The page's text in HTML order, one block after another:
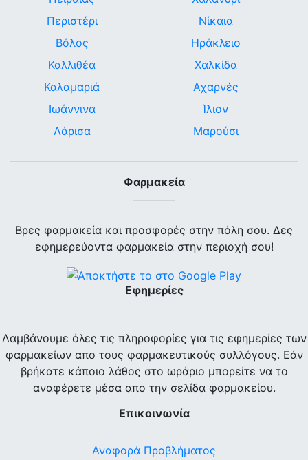
Περιστέρι
Βόλος
Καλλιθέα
Καλαμαριά
Ιωάννινα
Λάρισα
Νίκαια
Ηράκλειο
Χαλκίδα
Αχαρνές
Ίλιον
Μαρούσι
Φαρμακεία
Βρες φαρμακεία και προσφορές στην πόλη σου. Δες
εφημερεύοντα φαρμακεία στην περιοχή σου!
Εφημερίες
Λαμβάνουμε όλες τις πληροφορίες για τις εφημερίες των
φαρμακείων απο τους φαρμακευτικούς συλλόγους. Εάν
βρήκατε κάποιο λάθος στο ωράριο μπορείτε να το
αναφέρετε μέσα απο την σελίδα φαρμακείου.
Επικοινωνία
Αναφορά Προβλήματος